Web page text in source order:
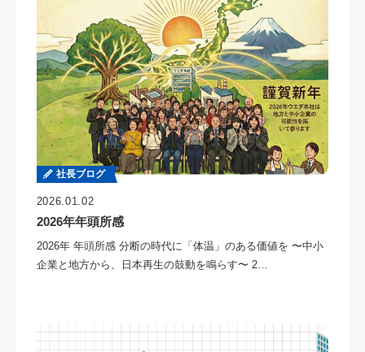
社長ブログ
2026.01.02
2026年年頭所感
2026年 年頭所感 分断の時代に「体温」のある価値を 〜中小
企業と地方から、日本再生の鼓動を鳴らす〜 2…